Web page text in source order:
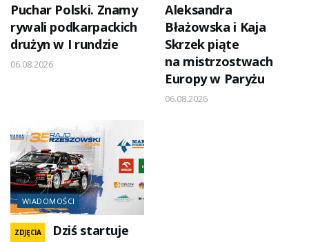
Puchar Polski. Znamy
rywali podkarpackich
drużyn w I rundzie
06.08.2026
Aleksandra
Błażowska i Kaja
Skrzek piąte
na mistrzostwach
Europy w Paryżu
06.08.2026
WIADOMOŚCI
ZDJĘCIA
Dziś startuje